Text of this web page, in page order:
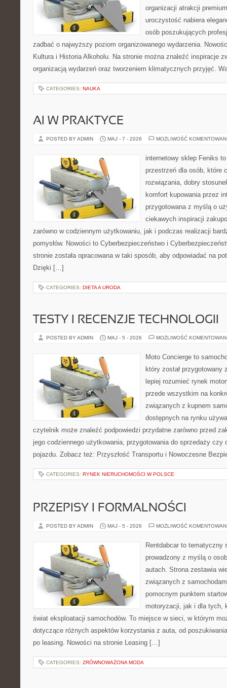
organizacji atrakcji
uroczystość nabiera
osób poszukujących
zadbać o najwyższy poziom organizowanego wydarzenia.
Kultura i Historia Alkoholu. Na stronie można znaleźć inspiracje
organizacją wydarzeń oraz tworzeniem klimatycznych przyjęć.
CATEGORIES: NAUKA
AI W PRAKTYCE
POSTED BY ADMIN MAJ - 7 - 2026 MOŻLIWOŚĆ
internetowy sklep Feniks
przestrzeń dla osób, które
rozwiązania, dobry
komfort kupowania przez
przygotowana z myślą o
ciekawych inspiracji
zarówno w codziennym użytkowaniu, jak i podczas realizacji
pomysłów. Nowości to Cyberbezpieczeństwo i
stronie została opracowana w taki sposób, aby odpowiadać na
Dzięki […]
CATEGORIES: DIETA A URODA
TESTY I RECENZJE TECHNOLOGII
POSTED BY ADMIN MAJ - 5 - 2026 MOŻLIWOŚĆ
Moto Concierge to
który został
lepiej rozumieć rynek
przede wszystkim na
związanych z kupnem
dostępnych na rynku
czytelnik może znaleźć podpowiedzi przydatne zarówno przed
jego codziennego użytkowania, przygotowania do sprzedaży czy
pojazdu. Zobacz też: Przyszłość Transportu i Nowoczesne
CATEGORIES: RYNEK NIERUCHOMOŚCI W POLSCE
PRZEPISY I FORMALNOŚCI
POSTED BY ADMIN MAJ - 5 - 2026 MOŻLIWOŚĆ
Rentdabcar to tematyczny
prowadzony z myślą o
autach. Strona zestawia
związanych z
pomocnym punktem
motoryzacji, jak i dla tych,
świat eksploatacji samochodów. To miejsce w sieci, w którym
dotyczące różnych aspektów korzystania z auta, od
po leasing. Nowości na stronie Leasing […]
CATEGORIES: ZRÓWNOWAŻONA MODA